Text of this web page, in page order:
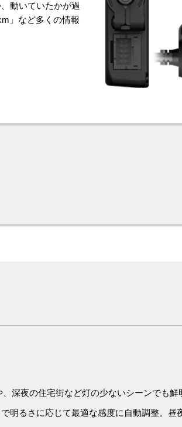
動いていたかが過
」など多くの情報
深夜の住宅街など灯の少ないシーンでも鮮
るさに応じて最適な感度に自動調整。昼